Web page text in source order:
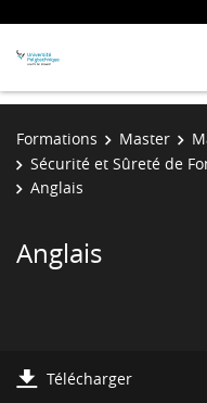
Formations Master
Sécurité et Sûreté de
Anglais
Anglais
Télécharger